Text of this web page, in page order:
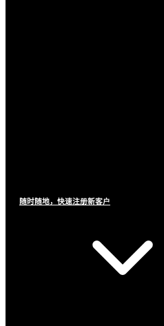
随时随地，快速注册新客户